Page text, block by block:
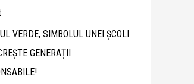
VERDE, SIMBOLUL UNEI ȘCOLI
GENERAȚII